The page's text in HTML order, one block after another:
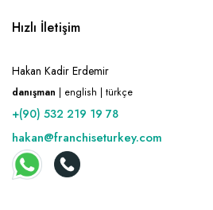
Hızlı İletişim
Hakan Kadir Erdemir
danışman | english | türkçe
+(90) 532 219 19 78
hakan@franchiseturkey.com